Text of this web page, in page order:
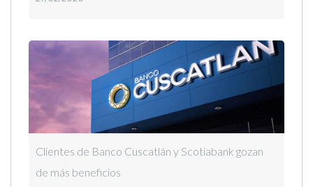
Clientes de Banco Cuscatlán y Scotiabank gozan
de más beneficios